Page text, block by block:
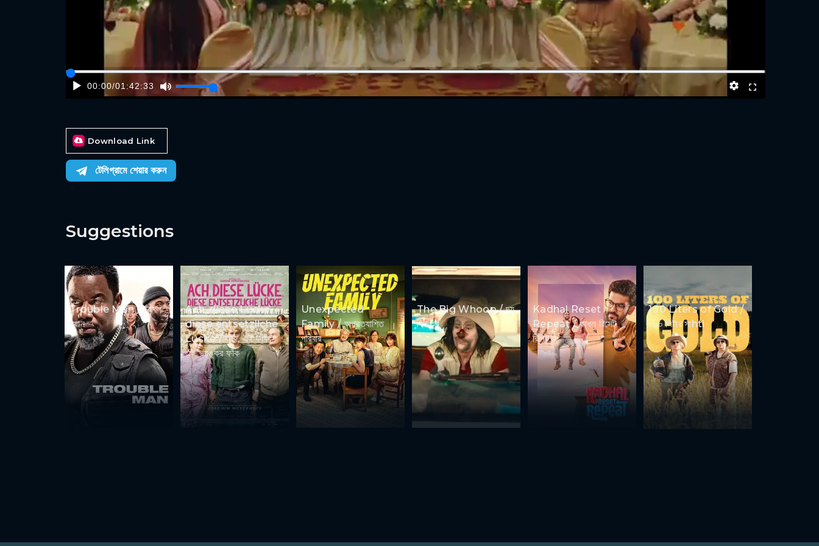
00:00/01:42:33
Download Link
টেলিগ্রামে শেয়ার করুন
Suggestions
Trouble Man / ট্রাবল
ম্যান
Ach, diese Lücke,
diese entsetzliche
Lücke / আহ, এই ফাঁক,
এই ভয়ঙ্কর ফাঁক
Unexpected
Family / অপ্রত্যাশিত
পরিবার
The Big Whoop / দ্য
বিগ হুপ
Kadhal Reset
Repeat / কাধল রিসেট
রিপিট
100 Liters of Gold /
১০০ লিটার সাhti